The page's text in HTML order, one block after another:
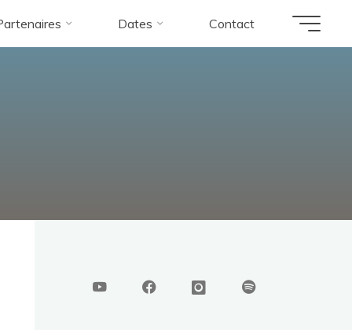
Dates Contact